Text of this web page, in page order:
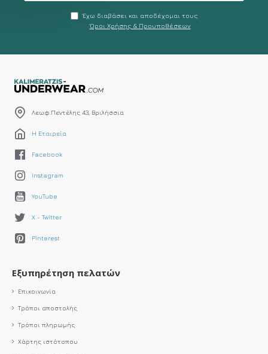
Έχω διαβάσει και αποδέχομαι τους
Όροι Χρήσης & Προυποθέσεων
Λεωφ.Πεντέλης 43, Βριλήσσια
Η Εταιρεία
Facebook
Instagram
YouTube
X - Twitter
Pinterest
Εξυπηρέτηση πελατών
Επικοινωνία
Τρόποι αποστολής
Τρόποι πληρωμής
Χάρτης ιστότοπου